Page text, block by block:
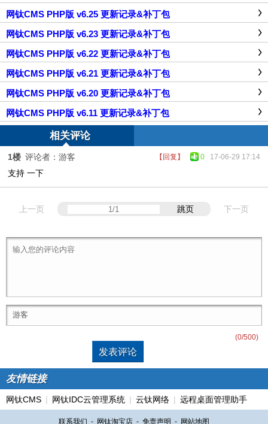
网钛CMS PHP版 v6.25 更新记录&补丁包
网钛CMS PHP版 v6.23 更新记录&补丁包
网钛CMS PHP版 v6.22 更新记录&补丁包
网钛CMS PHP版 v6.21 更新记录&补丁包
网钛CMS PHP版 v6.20 更新记录&补丁包
网钛CMS PHP版 v6.11 更新记录&补丁包
相关评论
【回复】 0 17-06-29 17:14
1楼 评论者：游客
支持 一下
上一页 跳页 下一页
(0/500)
友情链接
网钛CMS | 网钛IDC云管理系统 | 云钛网络 | 远程桌面管理助手
联系我们 - 网钛淘宝店 - 免责声明 - 网站地图